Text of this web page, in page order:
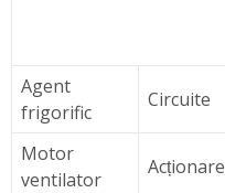
Agent
frigorific
Circuite
Motor
ventilator
Acționare